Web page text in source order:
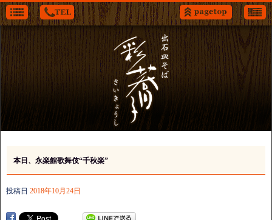
本日、永楽館歌舞伎“千秋楽”
投稿日 2018年10月24日